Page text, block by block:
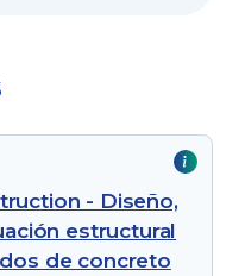
- Diseño,
estructural
de concreto